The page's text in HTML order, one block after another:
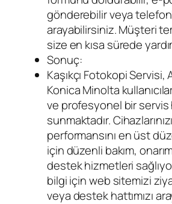
gönderebilir veya
arayabilirsiniz. Müşteri
size en kısa sürede
Sonuç:
Kaşıkçı Fotokopi Servisi,
Konica Minolta
ve profesyonel bir
sunmaktadır.
performansını en üst
için düzenli bakım,
destek hizmetleri
bilgi için web sitemizi
veya destek hattımızı